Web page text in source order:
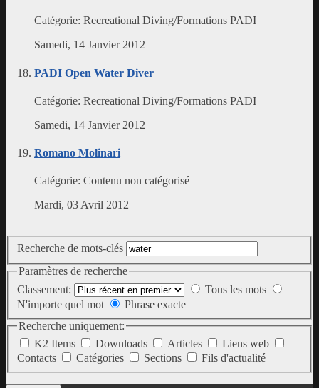
Catégorie: Recreational Diving/Formations PADI
Samedi, 14 Janvier 2012
PADI Open Water Diver
Catégorie: Recreational Diving/Formations PADI
Samedi, 14 Janvier 2012
Romano Molinari
Catégorie: Contenu non catégorisé
Mardi, 03 Avril 2012
Recherche de mots-clés
Paramètres de recherche
Classement:
Tous les mots
N'importe quel mot
Phrase exacte
Recherche uniquement:
K2 Items
Downloads Articles
Liens web
Contacts
Catégories Sections Fils d'actualité